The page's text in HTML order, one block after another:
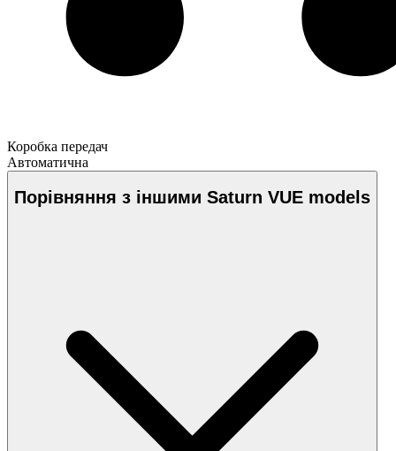
Коробка передач
Автоматична
Порівняння з іншими Saturn VUE models